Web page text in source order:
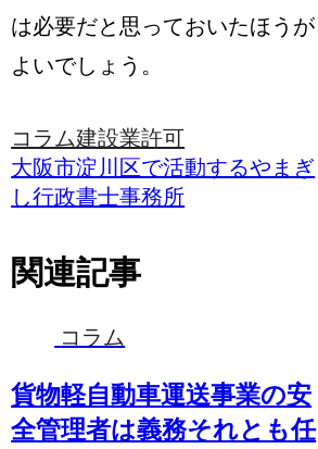
は必要だと思っておいたほうが
よいでしょう。
コラム建設業許可
大阪市淀川区で活動するやまぎ
し行政書士事務所
関連記事
コラム
貨物軽自動車運送事業の安
全管理者は義務それとも任